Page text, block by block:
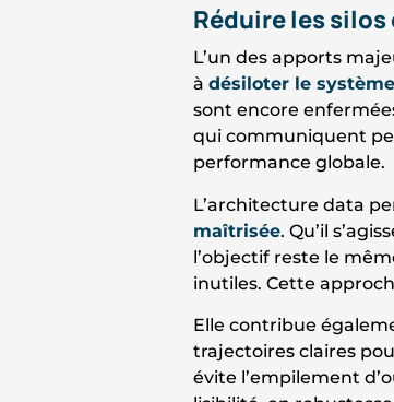
Réduire les
L’un des apports
à désiloter le
sont encore
qui communiquent
performance globale.
L’architecture data
maîtrisée. Qu’il
l’objectif reste le
inutiles. Cette
Elle contribue
trajectoires claires
évite l’empilement